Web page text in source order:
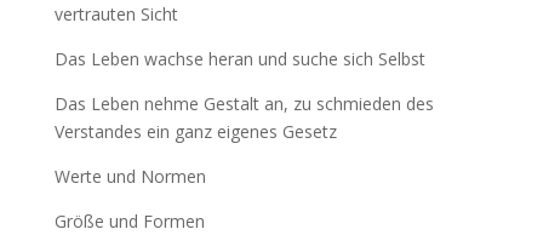
vertrauten Sicht
Das Leben wachse heran und suche sich Selbst
Das Leben nehme Gestalt an, zu schmieden des
Verstandes ein ganz eigenes Gesetz
Werte und Normen
Größe und Formen